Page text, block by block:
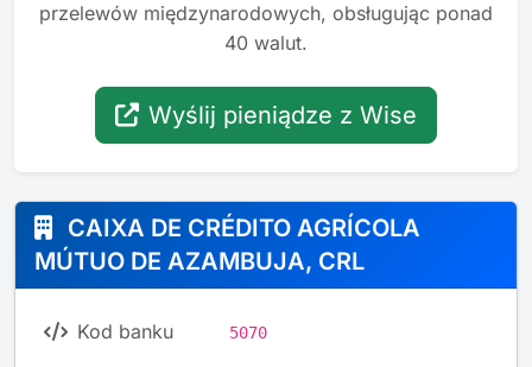
przelewów międzynarodowych, obsługując ponad
40 walut.
Wyślij pieniądze z Wise
CAIXA DE CRÉDITO AGRÍCOLA
MÚTUO DE AZAMBUJA, CRL
Kod banku 5070